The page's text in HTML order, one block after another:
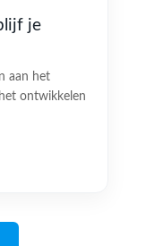
je
aan het
ontwikkelen